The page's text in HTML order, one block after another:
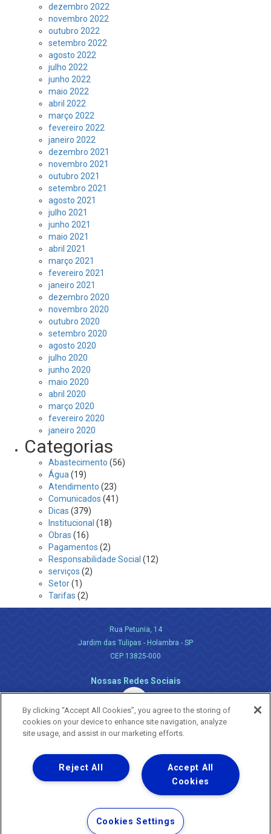
dezembro 2022
novembro 2022
outubro 2022
setembro 2022
agosto 2022
julho 2022
junho 2022
maio 2022
abril 2022
março 2022
fevereiro 2022
janeiro 2022
dezembro 2021
novembro 2021
outubro 2021
setembro 2021
agosto 2021
julho 2021
junho 2021
maio 2021
abril 2021
março 2021
fevereiro 2021
janeiro 2021
dezembro 2020
novembro 2020
outubro 2020
setembro 2020
agosto 2020
julho 2020
junho 2020
maio 2020
abril 2020
março 2020
fevereiro 2020
janeiro 2020
Categorias
Abastecimento (56)
Água (19)
Atendimento (23)
Comunicados (41)
Dicas (379)
Institucional (18)
Obras (16)
Pagamentos (2)
Responsabilidade Social (12)
serviços (2)
Setor(1)
Tarifas (2)
Rua Petunia, 14
Jardim das Tulipas - Holambra - SP
CEP 13825-000
Nossas Redes Sociais
Uma empresa
Copyright ® 2026 - Todos os Direitos Reservados.
Nossa natureza movimenta a vida
Termos Gerais de Uso de Sites e Aplicativos
Política de Privacidade e Proteção de Dados
By clicking “Accept All Cookies”, you agree to the storing of
cookies on your device to enhance site navigation, analyze
site usage, and assist in our marketing efforts.
Accept All
Cookies
Reject All
Cookies Settings